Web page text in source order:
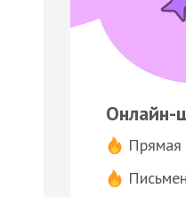
Онлайн-
Прямая